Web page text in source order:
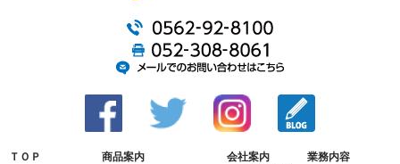
ＴＯＰ
商品案内
会社案内
業務内容